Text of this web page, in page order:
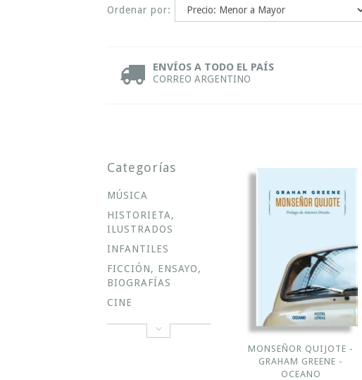
Ordenar por:
ENVÍOS A TODO EL PAÍS
CORREO ARGENTINO
Categorías
MÚSICA
HISTORIETA,
ILUSTRADOS
INFANTILES
FICCIÓN, ENSAYO,
BIOGRAFÍAS
CINE
MONSEÑOR QUIJOTE -
GRAHAM GREENE -
OCEANO